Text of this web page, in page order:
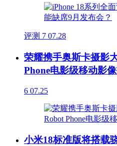
评测 7 07.28
荣耀携手奥斯卡摄影
Phone电影级移动影
6 07.25
小米18标准版将搭载